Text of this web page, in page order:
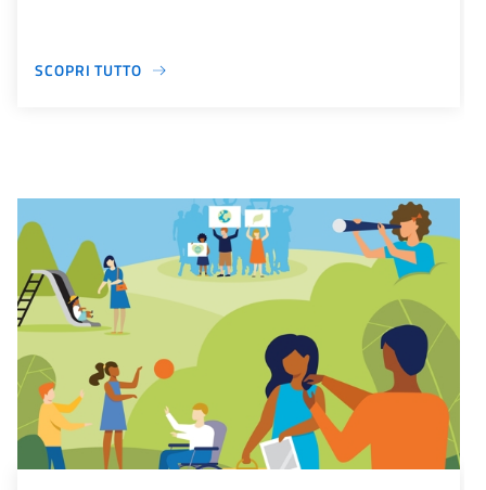
SCOPRI TUTTO